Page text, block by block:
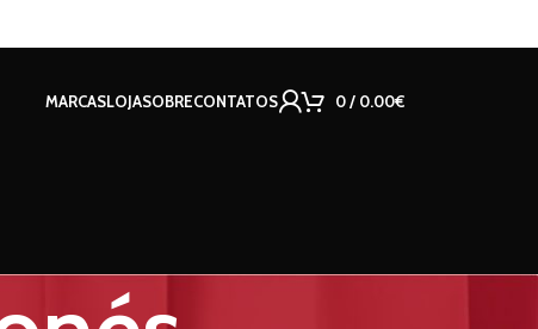
MARCASLOJASOBRECONTATOS 0/ 0.00€